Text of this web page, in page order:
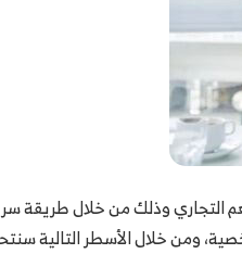
التجاري وذلك من خلال
ومن خلال الأسطر التالية